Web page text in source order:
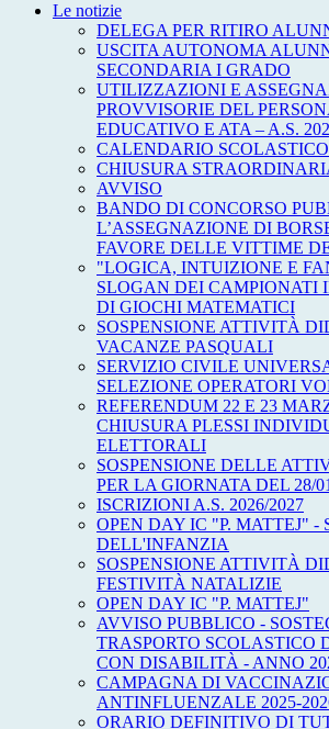
Le notizie
DELEGA PER RITIRO
USCITA AUTONOMA
SECONDARIA I GRADO
UTILIZZAZIONI E
PROVVISORIE DEL
EDUCATIVO E ATA – A.S.
CALENDARIO SCOLASTICO
CHIUSURA
AVVISO
BANDO DI CONCORSO
L’ASSEGNAZIONE DI
FAVORE DELLE VITTIME
"LOGICA, INTUIZIONE E
SLOGAN DEI CAMPIONATI
DI GIOCHI MATEMATICI
SOSPENSIONE ATTIVITÀ
VACANZE PASQUALI
SERVIZIO CIVILE
SELEZIONE OPERATORI
REFERENDUM 22 E 23
CHIUSURA PLESSI
ELETTORALI
SOSPENSIONE DELLE
PER LA GIORNATA DEL 28/
ISCRIZIONI A.S. 2026/2027
OPEN DAY IC "P. MATTEJ" -
DELL'INFANZIA
SOSPENSIONE ATTIVITÀ
FESTIVITÀ NATALIZIE
OPEN DAY IC "P. MATTEJ"
AVVISO PUBBLICO -
TRASPORTO SCOLASTICO
CON DISABILITÀ - ANNO
CAMPAGNA DI
ANTINFLUENZALE 2025-
ORARIO DEFINITIVO DI